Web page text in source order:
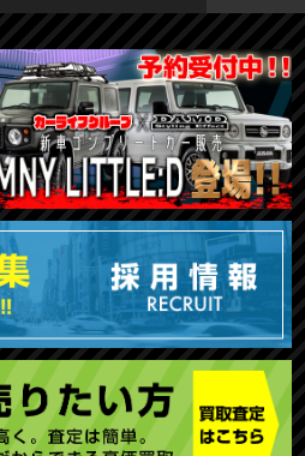
探す
で探す 〜19,999円
20,000円〜29,999円
30,000円〜39,999円
40,000円〜49,999円
50,000円〜